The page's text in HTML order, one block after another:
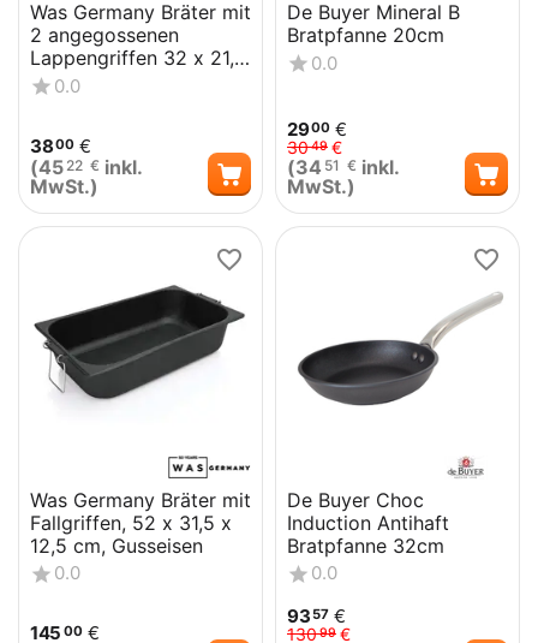
Was Germany Bräter mit
2 angegossenen
Lappengriffen 32 x 21,5
x 5,5 cm, Gusseisen
0.0
3800 €
(45 22 € inkl.
MwSt.)
De Buyer Mineral B
Bratpfanne 20cm
0.0
2900 €
3049 €
(34 51 € inkl.
MwSt.)
Was Germany Bräter mit
Fallgriffen, 52 x 31,5 x
12,5 cm, Gusseisen
0.0
145 00 €
De Buyer Choc
Induction Antihaft
Bratpfanne 32cm
0.0
9357 €
13099 €